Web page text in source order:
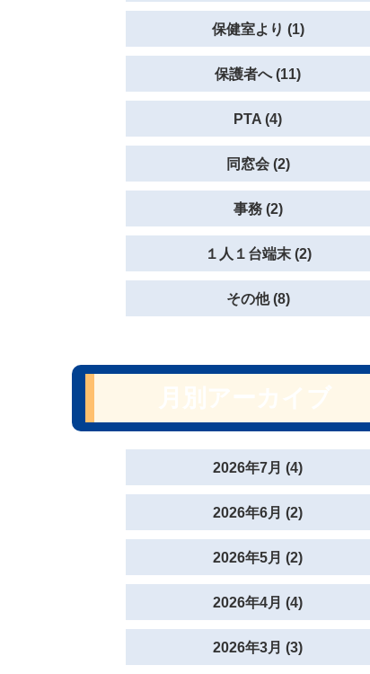
保健室より (1)
保護者へ (11)
PTA (4)
同窓会 (2)
事務 (2)
１人１台端末 (2)
その他 (8)
2026年7月 (4)
2026年6月 (2)
2026年5月 (2)
2026年4月 (4)
2026年3月 (3)